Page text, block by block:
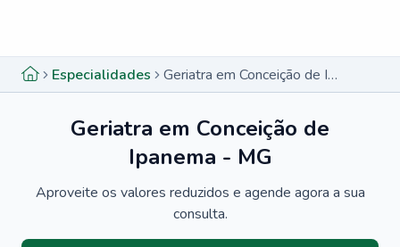
Especialidades Geriatra em Conceição de Ipanema - MG
Geriatra em Conceição de
Ipanema - MG
Aproveite os valores reduzidos e agende agora a sua
consulta.